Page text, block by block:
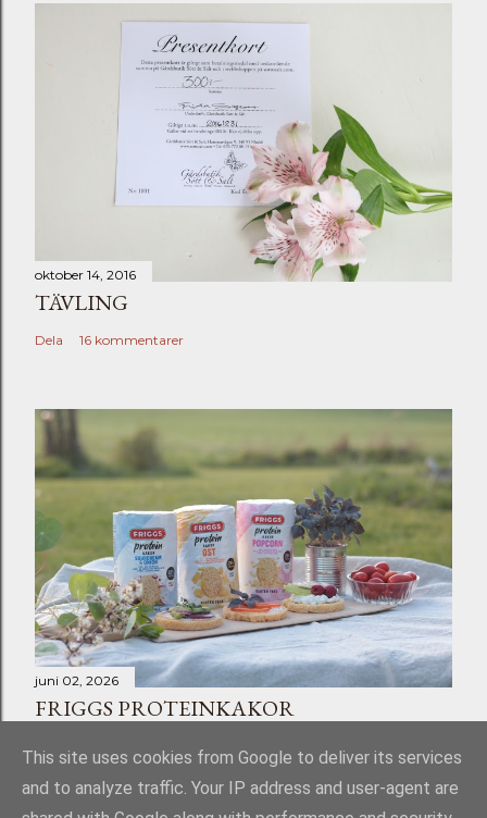
oktober 14, 2016
TÄVLING
Dela 16 kommentarer
juni 02, 2026
FRIGGS PROTEINKAKOR
This site uses cookies from Google to deliver its services
and to analyze traffic. Your IP address and user-agent are